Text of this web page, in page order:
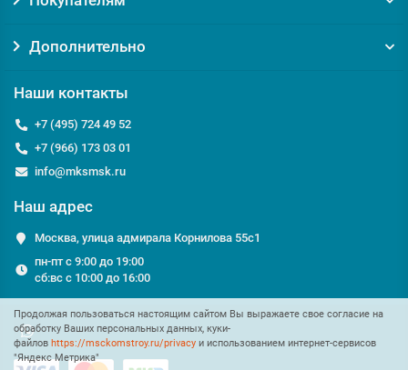
Продолжая пользоваться настоящим сайтом Вы выражаете свое согласие на
обработку Ваших персональных данных, куки-
файлов https://msckomstroy.ru/privacy и использованием интернет-сервисов
"Яндекс Метрика"
Дополнительно
Наши контакты
+7 (495) 724 49 52
+7 (966) 173 03 01
info@mksmsk.ru
Наш адрес
Москва, улица адмирала Корнилова 55с1
пн-пт с 9:00 до 19:00
сб:вс с 10:00 до 16:00